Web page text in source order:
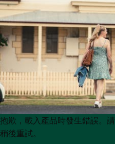
Product
List
Product
List
抱歉，載入產品時發生錯誤。請
稍後重試。